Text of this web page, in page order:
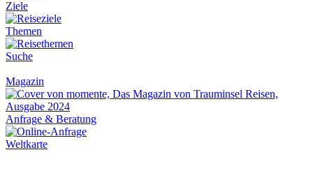
Ziele
Themen
Suche
Magazin
Anfrage & Beratung
Weltkarte